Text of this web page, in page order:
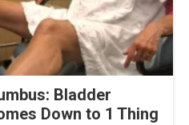
Bladder
Down to 1 Thing